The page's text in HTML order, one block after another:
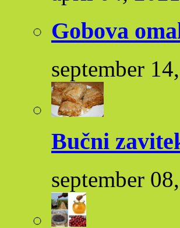
Gobova
september
Bučni
september